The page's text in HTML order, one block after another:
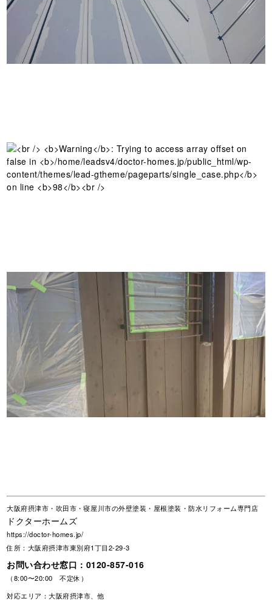
大阪府摂津市・吹田市・寝屋川市の外壁塗装・屋根塗装・防水リフォーム専門店
ドクターホームズ
https://doctor-homes.jp/
住所：大阪府摂津市東別府1丁目2-29-3
お問い合わせ窓口： 0120-857-016
（8:00〜20:00 不定休）
対応エリア：大阪府摂津市、他